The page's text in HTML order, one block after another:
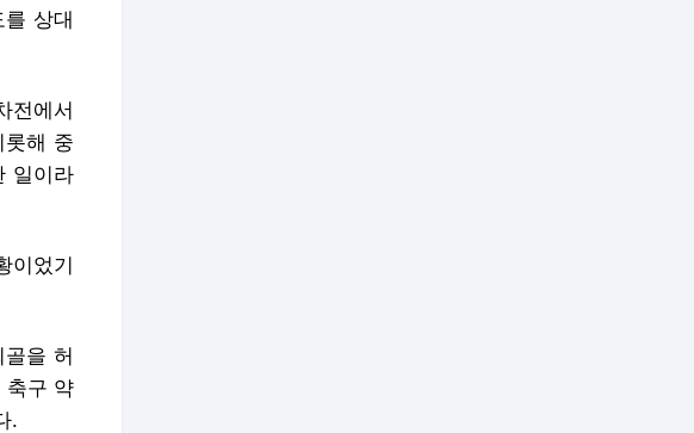
상대
전에서
해 중
일이라
이었기
을 허
축구 약
.